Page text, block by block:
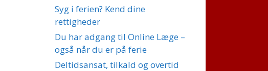
Syg i ferien? Kend dine
rettigheder
Du har adgang til Online Læge –
også når du er på ferie
Deltidsansat, tilkald og overtid